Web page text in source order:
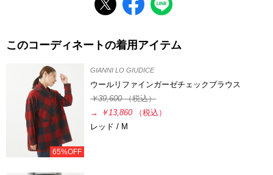
このコーディネートの着用アイテム
65%OFF
GIANNI LO GIUDICE
ウールリファインガーゼチェックブラウス
￥39,600（税込）
→
￥13,860
（税込）
レッド / M